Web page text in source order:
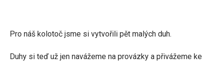
Pro náš kolotoč jsme si vytvořili pět malých duh.
Duhy si teď už jen navážeme na provázky a přivážeme ke